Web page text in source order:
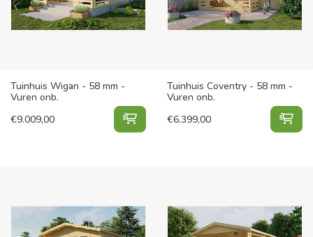
Tuinhuis Wigan - 58 mm -
Vuren onb.
€9.009,00 Tuinhuis Wigan - 58 mm - Vuren
Tuinhuis Coventry - 58 mm -
Vuren onb.
€6.399,00